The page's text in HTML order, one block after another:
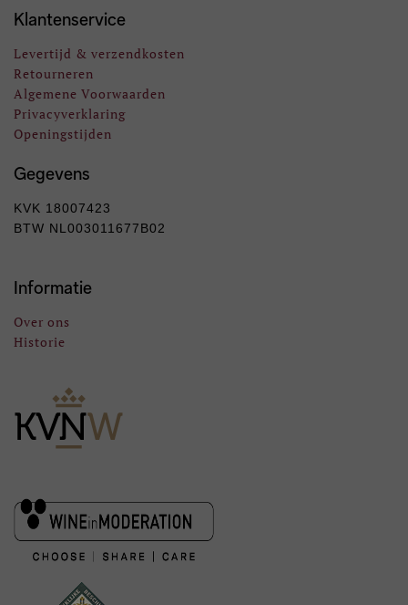
Klantenservice
Levertijd & verzendkosten
Retourneren
Algemene Voorwaarden
Privacyverklaring
Openingstijden
Gegevens
KVK 18007423
BTW NL003011677B02
Informatie
Over ons
Historie